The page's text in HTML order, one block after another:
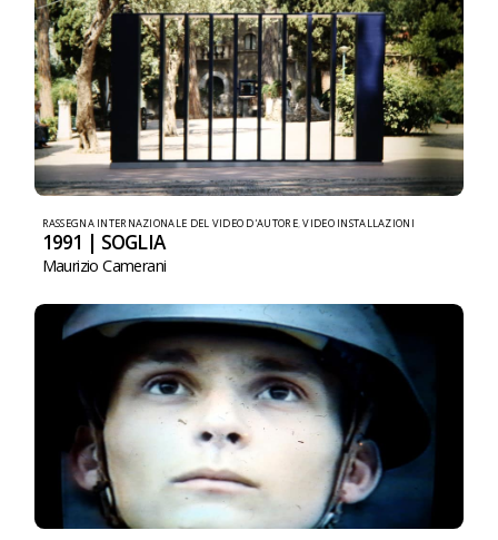
RASSEGNA INTERNAZIONALE DEL VIDEO D'AUTORE,VIDEO INSTALLAZIONI
1991 | SOGLIA
Maurizio Camerani